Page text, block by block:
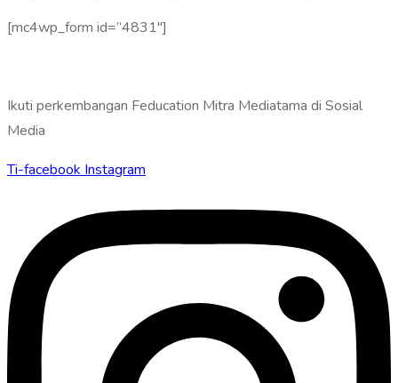
[mc4wp_form id=”4831″]
Ikuti perkembangan Feducation Mitra Mediatama di Sosial
Media
Ti-facebook Instagram